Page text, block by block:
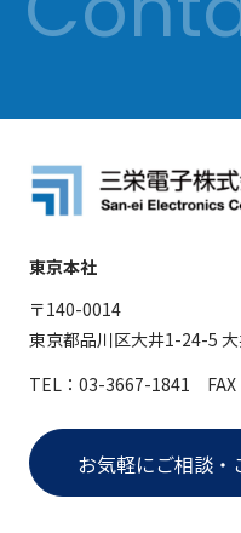
東京本社
〒140-0014
東京都品川区大井1-24-5
TEL：03-3667-1841 FAX
お気軽にご相談・